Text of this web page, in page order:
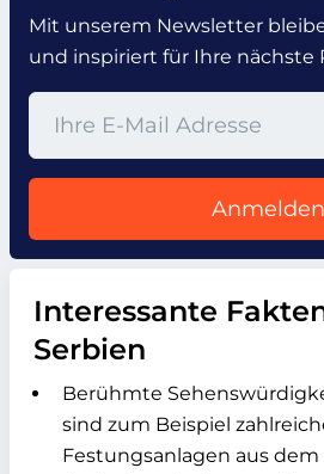
Mit unserem Newsletter
und inspiriert für Ihre nächste
Anmelden
Interessante
Serbien
Berühmte
sind zum Beispiel
Festungsanlagen aus